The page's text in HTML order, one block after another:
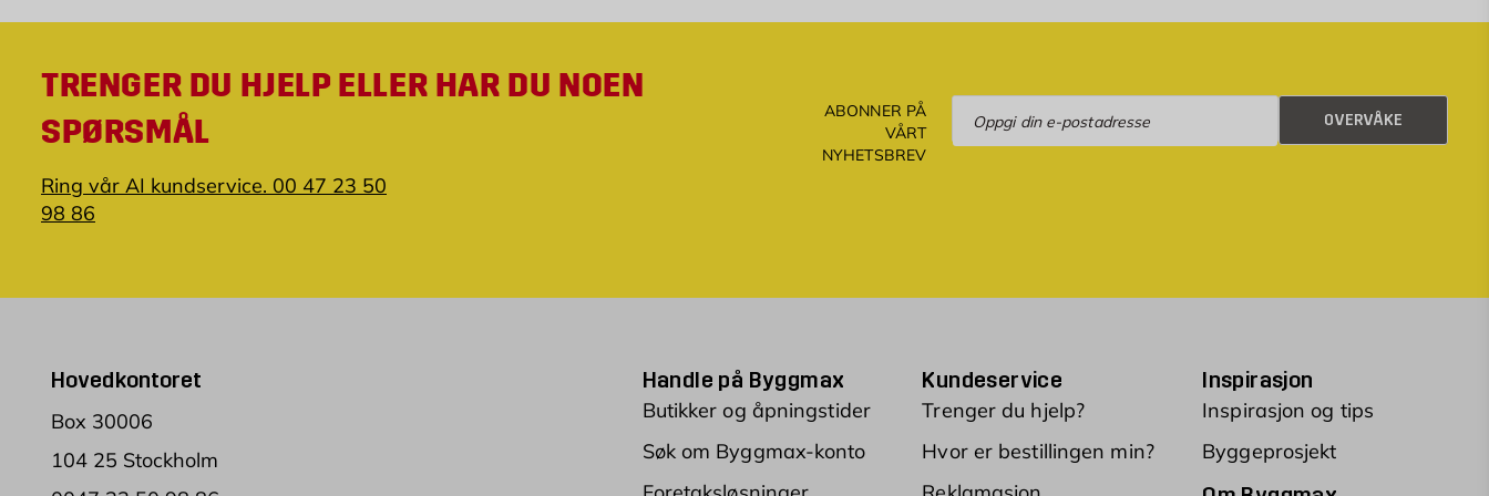
TRENGER DU HJELP ELLER HAR DU NOEN
SPØRSMÅL
Ring vår AI kundservice. 00 47 23 50
98 86
ABONNER PÅ
VÅRT
NYHETSBREV
OVERVÅKE
Hovedkontoret
Box 30006
104 25 Stockholm
Handle på Byggmax
Butikker og åpningstider
Søk om Byggmax-konto
Kundeservice
Trenger du hjelp?
Hvor er bestillingen min?
Inspirasjon
Inspirasjon og tips
Byggeprosjekt